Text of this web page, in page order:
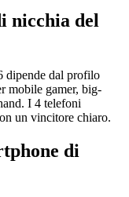
nicchia del
dipende dal profilo
mobile gamer, big-
I 4 telefoni
un vincitore chiaro.
di